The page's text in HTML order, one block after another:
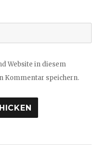
Website in diesem
Kommentar speichern.